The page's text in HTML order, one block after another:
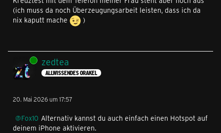
(ich muss da noch Überzeugungsarbeit leisten, dass ich da
nix kaputt mache
)
zedtea
ALLWISSENDES ORAKEL
20. Mai 2026 um 17:57
Fox10 Alternativ kannst du auch einfach einen Hotspot auf
deinem iPhone aktivieren.